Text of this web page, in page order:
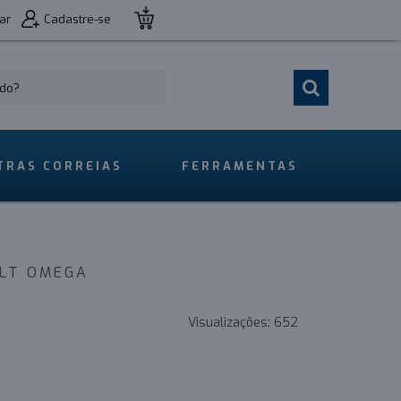
Cadastre-se
CORREIAS FERRAMENTAS
OMEGA
Visualizações: 652